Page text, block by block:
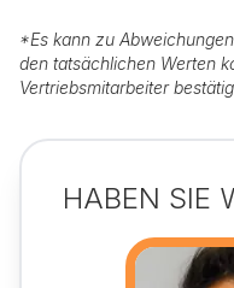
*Es kann zu
den tatsächlichen Werten
Vertriebsmitarbeiter
HABEN SIE